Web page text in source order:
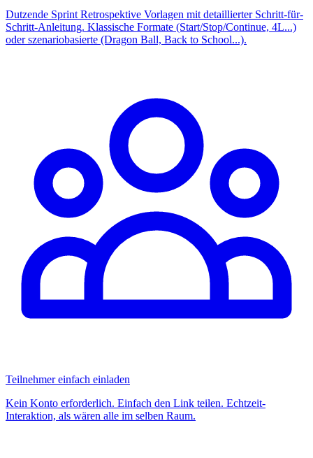
Dutzende Sprint Retrospektive Vorlagen mit detaillierter Schritt-für-
Schritt-Anleitung. Klassische Formate (Start/Stop/Continue, 4L...)
oder szenariobasierte (Dragon Ball, Back to School...).
Teilnehmer einfach einladen
Kein Konto erforderlich. Einfach den Link teilen. Echtzeit-
Interaktion, als wären alle im selben Raum.